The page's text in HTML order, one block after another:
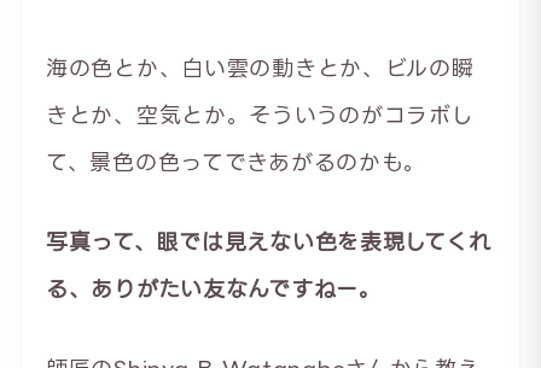
海の色とか、白い雲の動きとか、ビルの瞬
きとか、空気とか。そういうのがコラボし
て、景色の色ってできあがるのかも。
写真って、眼では見えない色を表現してくれ
る、ありがたい友なんですねー。